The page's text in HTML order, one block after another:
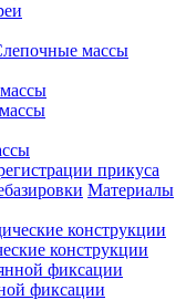
массы
прикуса
Материалы
конструкции
фиксации